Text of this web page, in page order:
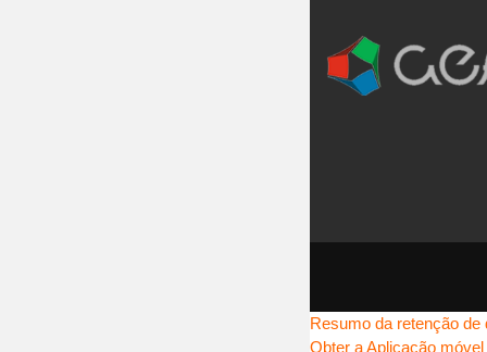
Resumo da retenção de
Obter a Aplicação móvel